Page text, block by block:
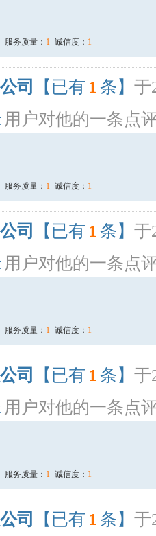
服务质量： 1 诚信度： 1
司 【已有 1 条】 于
用户对他的一条点
服务质量： 1 诚信度： 1
司 【已有 1 条】 于
用户对他的一条点
服务质量： 1 诚信度： 1
司 【已有 1 条】 于
用户对他的一条点
服务质量： 1 诚信度： 1
司 【已有 1 条】 于